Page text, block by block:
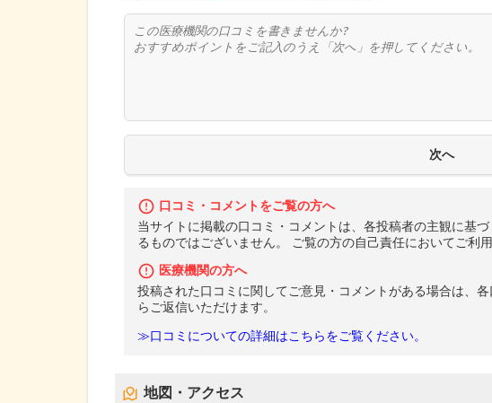
口コミ・コメントをご覧の方へ
当サイトに掲載の口コミ・コメントは、各投稿者の主観に基
るものではございません。 ご覧の方の自己責任においてご利用
医療機関の方へ
投稿された口コミに関してご意見・コメントがある場合は、
らご返信いただけます。
≫口コミについての詳細はこちらをご覧ください。
地図・アクセス